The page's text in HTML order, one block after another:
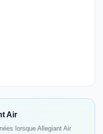
Air
lorsque Allegiant Air